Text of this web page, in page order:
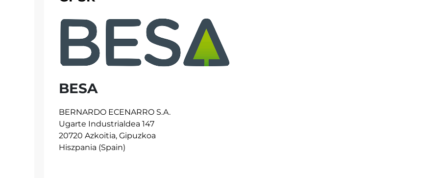
BESA
BERNARDO ECENARRO S.A.
Ugarte Industrialdea 147
20720 Azkoitia, Gipuzkoa
Hiszpania (Spain)